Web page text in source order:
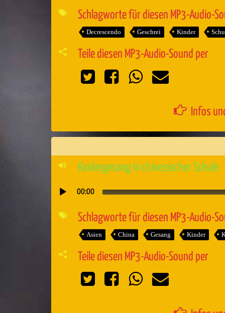
Player
Schlagworte für diesen MP3-Audio-
Decrescendo Geschrei Kinder
Teile diesen MP3-Audio-Sound per
Infos
Kindergesang in chinesischer Schule
Audio-
Player
00:00
Schlagworte für diesen MP3-Audio-
Asien China Gesang Kinder
Teile diesen MP3-Audio-Sound per